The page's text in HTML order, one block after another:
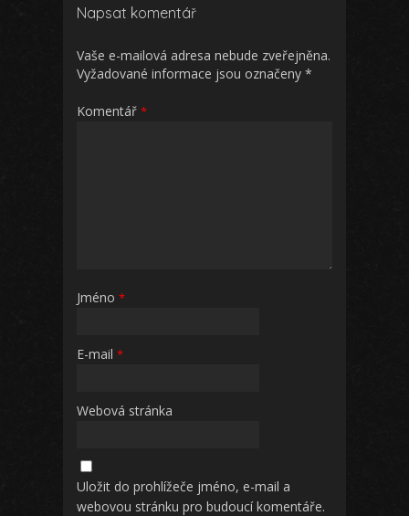
Napsat komentář
Vaše e-mailová adresa nebude zveřejněna.
Vyžadované informace jsou označeny *
Komentář *
Jméno *
E-mail *
Webová stránka
Uložit do prohlížeče jméno, e-mail a
webovou stránku pro budoucí komentáře.